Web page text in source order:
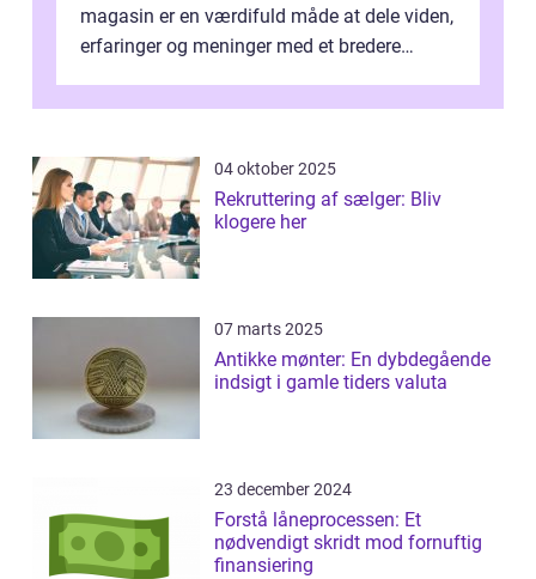
magasin er en værdifuld måde at dele viden,
erfaringer og meninger med et bredere
04 oktober 2025
Rekruttering af sælger: Bliv
klogere her
07 marts 2025
Antikke mønter: En dybdegående
indsigt i gamle tiders valuta
23 december 2024
Forstå låneprocessen: Et
nødvendigt skridt mod fornuftig
finansiering